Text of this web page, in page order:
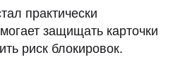
практически
защищать карточки
риск блокировок.